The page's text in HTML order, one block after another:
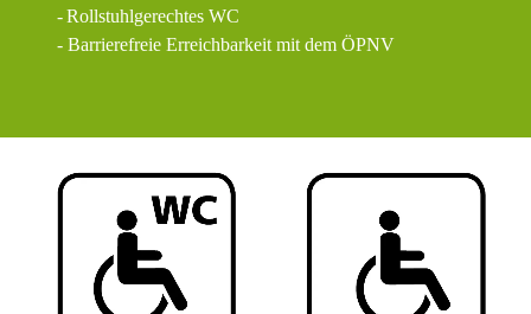
-Rollstuhlgerechtes WC
- Barrierefreie Erreichbarkeit mit dem ÖPNV